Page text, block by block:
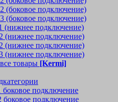
(боковое подключение)
(боковое подключение)
(нижнее подключение)
(нижнее подключение)
(нижнее подключение)
(нижнее подключение)
товары [Kermi]
боковое подключение
боковое подключение